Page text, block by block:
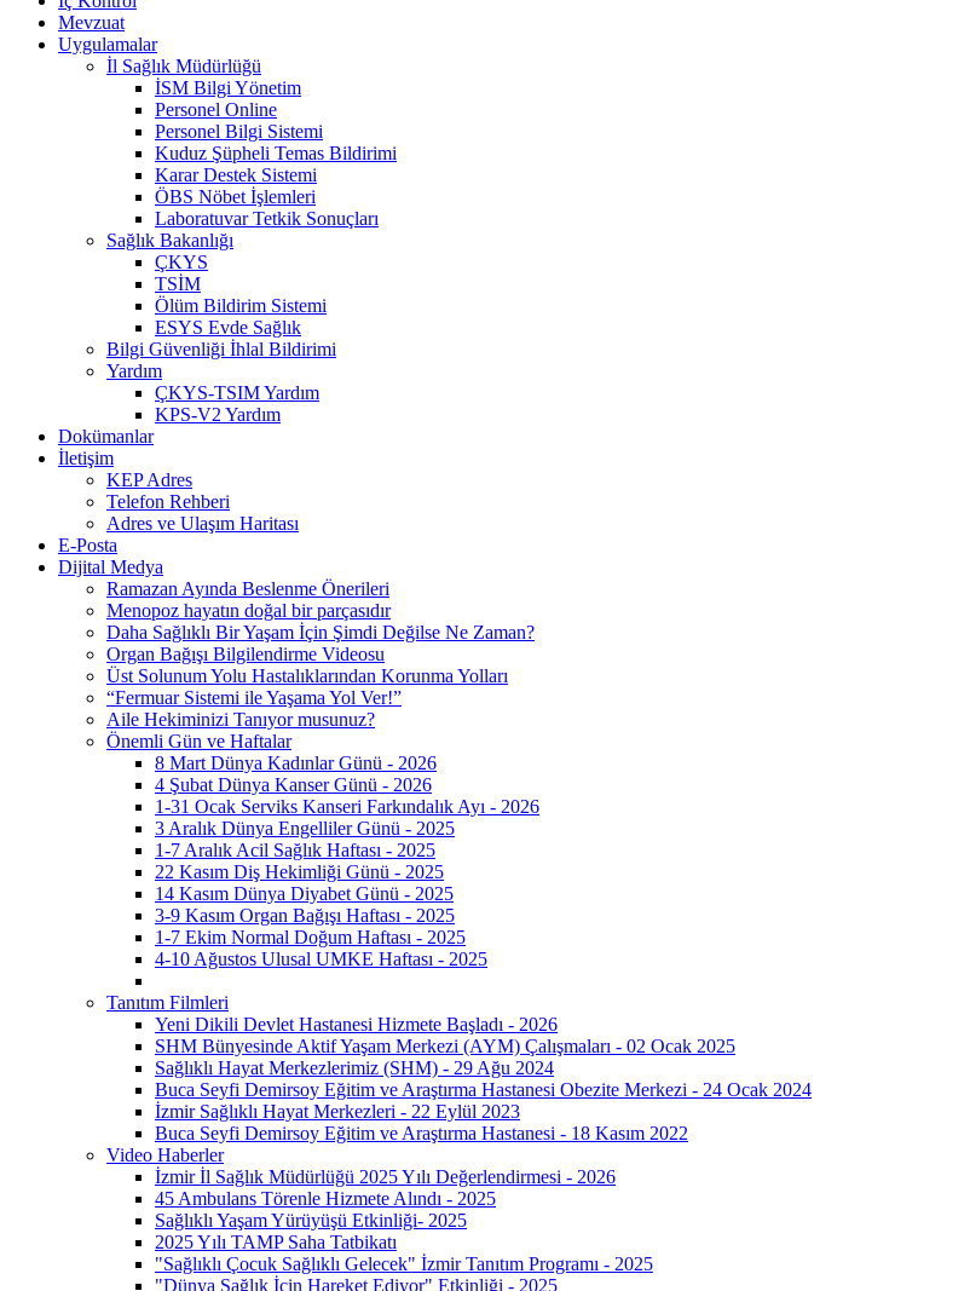
Mevzuat
Uygulamalar
İl Sağlık Müdürlüğü
İSM Bilgi Yönetim
Personel Online
Personel Bilgi Sistemi
Kuduz Şüpheli Temas Bildirimi
Karar Destek Sistemi
ÖBS Nöbet İşlemleri
Laboratuvar Tetkik Sonuçları
Sağlık Bakanlığı
ÇKYS
TSİM
Ölüm Bildirim Sistemi
ESYS Evde Sağlık
Bilgi Güvenliği İhlal Bildirimi
Yardım
ÇKYS-TSIM Yardım
KPS-V2 Yardım
Dokümanlar
İletişim
KEP Adres
Telefon Rehberi
Adres ve Ulaşım Haritası
E-Posta
Dijital Medya
Ramazan Ayında Beslenme Önerileri
Menopoz hayatın doğal bir parçasıdır
Daha Sağlıklı Bir Yaşam İçin Şimdi Değilse Ne Zaman?
Organ Bağışı Bilgilendirme Videosu
Üst Solunum Yolu Hastalıklarından Korunma Yolları
“Fermuar Sistemi ile Yaşama Yol Ver!”
Aile Hekiminizi Tanıyor musunuz?
Önemli Gün ve Haftalar
8 Mart Dünya Kadınlar Günü - 2026
4 Şubat Dünya Kanser Günü - 2026
1-31 Ocak Serviks Kanseri Farkındalık Ayı - 2026
3 Aralık Dünya Engelliler Günü - 2025
1-7 Aralık Acil Sağlık Haftası - 2025
22 Kasım Diş Hekimliği Günü - 2025
14 Kasım Dünya Diyabet Günü - 2025
3-9 Kasım Organ Bağışı Haftası - 2025
1-7 Ekim Normal Doğum Haftası - 2025
4-10 Ağustos Ulusal UMKE Haftası - 2025
Tanıtım Filmleri
Yeni Dikili Devlet Hastanesi Hizmete Başladı - 2026
SHM Bünyesinde Aktif Yaşam Merkezi (AYM) Çalışmaları - 02 Ocak 2025
Sağlıklı Hayat Merkezlerimiz (SHM) - 29 Ağu 2024
Buca Seyfi Demirsoy Eğitim ve Araştırma Hastanesi Obezite Merkezi - 24 Ocak 2024
İzmir Sağlıklı Hayat Merkezleri - 22 Eylül 2023
Buca Seyfi Demirsoy Eğitim ve Araştırma Hastanesi - 18 Kasım 2022
Video Haberler
İzmir İl Sağlık Müdürlüğü 2025 Yılı Değerlendirmesi - 2026
45 Ambulans Törenle Hizmete Alındı - 2025
Sağlıklı Yaşam Yürüyüşü Etkinliği- 2025
2025 Yılı TAMP Saha Tatbikatı
"Sağlıklı Çocuk Sağlıklı Gelecek" İzmir Tanıtım Programı - 2025
"Dünya Sağlık İçin Hareket Ediyor" Etkinliği - 2025